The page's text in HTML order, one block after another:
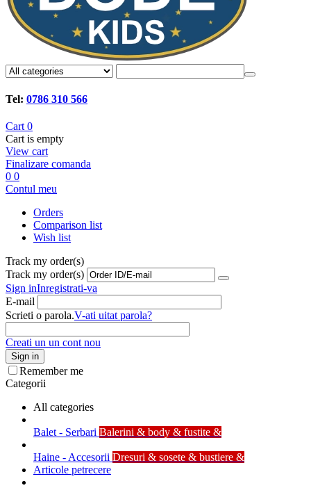
Tel: 0786 310 566
Cart 0
Cart is empty
View cart
Finalizare comanda
0 0
Contul meu
Orders
Comparison list
Wish list
Track my order(s)
Track my order(s)
Sign inInregistrati-va
E-mail
Scrieti o parola.V-ati uitat parola?
Creati un un cont nou
Sign in
Remember me
Categorii
All categories
Balet - Serbari Balerini & body & fustite &
Haine - Accesorii Dresuri & sosete & bustiere &
Articole petrecere